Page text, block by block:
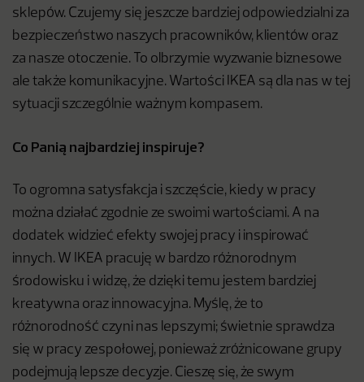
sklepów. Czujemy się jeszcze bardziej odpowiedzialni za
bezpieczeństwo naszych pracowników, klientów oraz
za nasze otoczenie. To olbrzymie wyzwanie biznesowe
ale także komunikacyjne. Wartości IKEA są dla nas w tej
sytuacji szczególnie ważnym kompasem.
Co Panią najbardziej inspiruje?
To ogromna satysfakcja i szczęście, kiedy w pracy
można działać zgodnie ze swoimi wartościami. A na
dodatek widzieć efekty swojej pracy i inspirować
innych. W IKEA pracuję w bardzo różnorodnym
środowisku i widzę, że dzięki temu jestem bardziej
kreatywna oraz innowacyjna. Myślę, że to
różnorodność czyni nas lepszymi; świetnie sprawdza
się w pracy zespołowej, ponieważ zróżnicowane grupy
podejmują lepsze decyzje. Cieszę się, że swym